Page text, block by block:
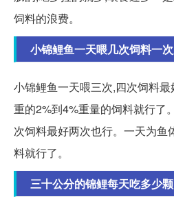
饲料的浪费。
小锦鲤鱼一天喂几次饲料一
小锦鲤鱼一天喂三次,四次饲料
重的2%到4%重量的饲料就行了
次饲料最好两次也行。一天为鱼
料就行了。
三十公分的锦鲤每天吃多少